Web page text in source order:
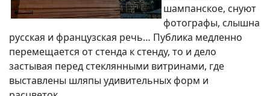
шампанское, снуют
фотографы, слышна
русская и французская речь… Публика медленно
перемещается от стенда к стенду, то и дело
застывая перед стеклянными витринами, где
выставлены шляпы удивительных форм и